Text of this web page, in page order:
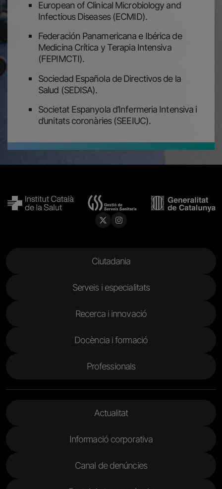
European of Clinical Microbiology and
Infectious Diseases (ECMID).
Federación Panamericana e Ibérica de
Medicina Crítica y Terapia Intensiva
(FEPIMCTI).
Sociedad Española de Directivos de la
Salud (SEDISA).
Societat Espanyola d’Infermeria Intensiva i
d’unitats coronàries (SEEIUC).
Ciutadania
Serveis i especialitats
Recerca i innovació
Docència i formació
Professionals
Actualitat
Informació corporativa
Canal de denúncies